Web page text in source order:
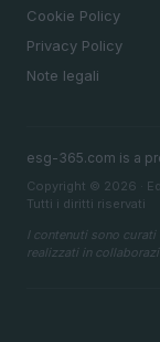
Cookie Policy
Privacy Policy
Note legali
esg-365.com is a
Copyright © 2026 ·
Tutti i diritti riservati
I contenuti sono
realizzati in